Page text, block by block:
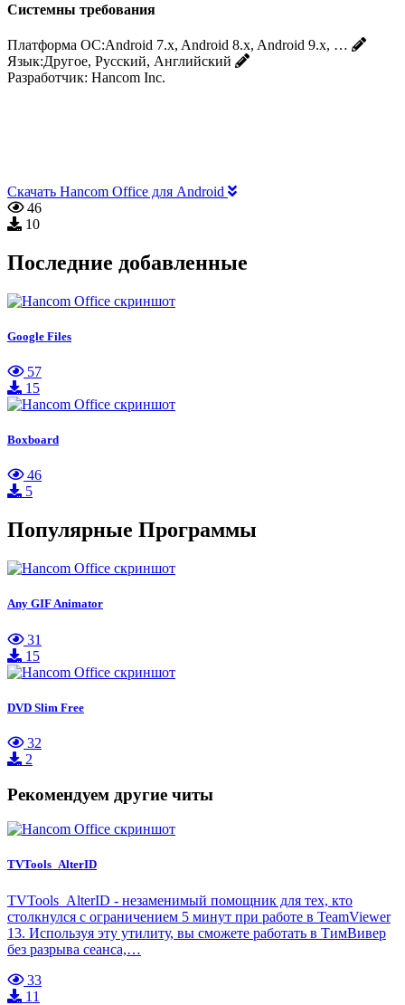
Системны требования
Платформа ОС:Android 7.x, Android 8.x, Android 9.x, …
Язык:Другое, Русский, Английский
Разработчик: Hancom Inc.
Скачать Hancom Office для Android
46
10
Последние добавленные
Google Files
57
15
Boxboard
46
5
Популярные Программы
Any GIF Animator
31
15
DVD Slim Free
32
2
Рекомендуем другие читы
TVTools_AlterID
TVTools_AlterID - незаменимый помощник для тех, кто
столкнулся с ограничением 5 минут при работе в TeamViewer
13. Используя эту утилиту, вы сможете работать в ТимВивер
без разрыва сеанса,…
33
11